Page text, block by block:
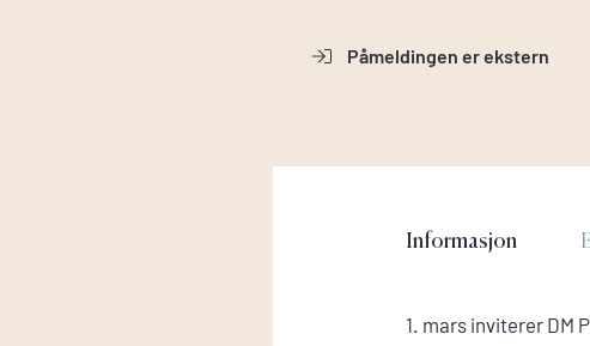
Påmeldingen er ekstern
Informasjon
1. mars inviterer